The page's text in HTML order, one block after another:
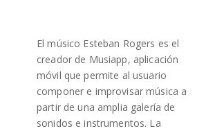
El músico Esteban Rogers es el
creador de Musiapp, aplicación
móvil que permite al usuario
componer e improvisar música a
partir de una amplia galería de
sonidos e instrumentos. La